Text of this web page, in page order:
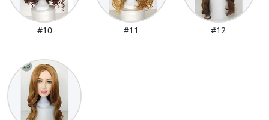
#10 #11 #12